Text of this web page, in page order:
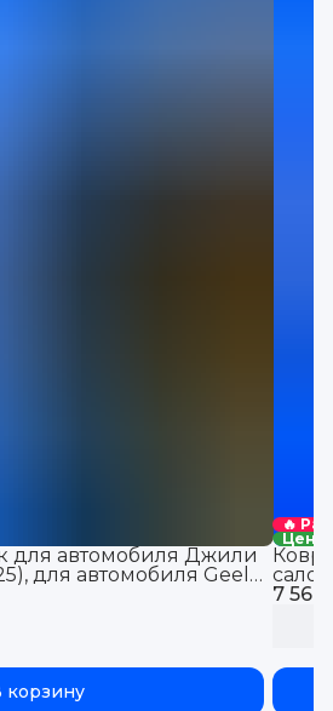
для автомобиля Джили
для автомобиля Geely
корзину
🔥
Цена
7 560